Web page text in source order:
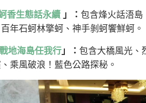
香生態話永續 」： 包含烽火話浯
年石蚵林擎蚵、神手剝蚵饗鮮蚵。
地海島任我行 」： 包含大橋風光、
乘風破浪！藍色公路探秘。